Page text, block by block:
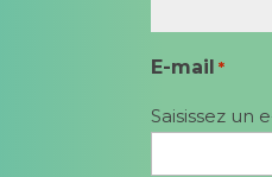
E-mail *
Saisissez un